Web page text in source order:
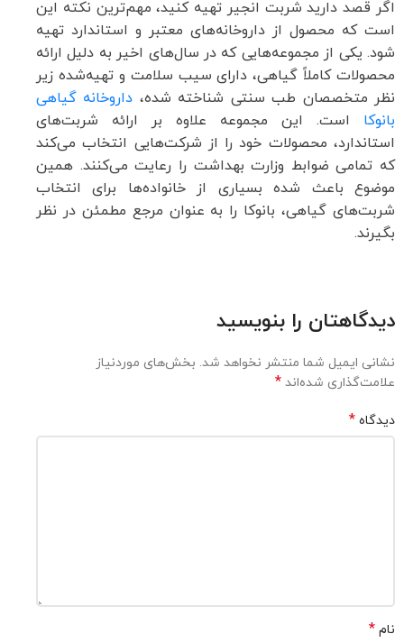
اگر قصد دارید شربت انجیر تهیه کنید، مهم‌ترین نکته این
است که محصول از داروخانه‌های معتبر و استاندارد تهیه
شود. یکی از مجموعه‌هایی که در سال‌های اخیر به دلیل ارائه
محصولات کاملاً گیاهی، دارای سیب سلامت و تهیه‌شده زیر
نظر متخصصان طب سنتی شناخته شده، داروخانه گیاهی
بانوکا است. این مجموعه علاوه بر ارائه شربت‌های
استاندارد، محصولات خود را از شرکت‌هایی انتخاب می‌کند
که تمامی ضوابط وزارت بهداشت را رعایت می‌کنند. همین
موضوع باعث شده بسیاری از خانواده‌ها برای انتخاب
شربت‌های گیاهی، بانوکا را به عنوان مرجع مطمئن در نظر
بگیرند.
دیدگاهتان را بنویسید
نشانی ایمیل شما منتشر نخواهد شد. بخش‌های موردنیاز
علامت‌گذاری شده‌اند *
دیدگاه *
نام *